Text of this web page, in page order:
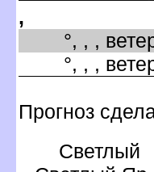
,
°, , ,
°, , ,
Прогноз